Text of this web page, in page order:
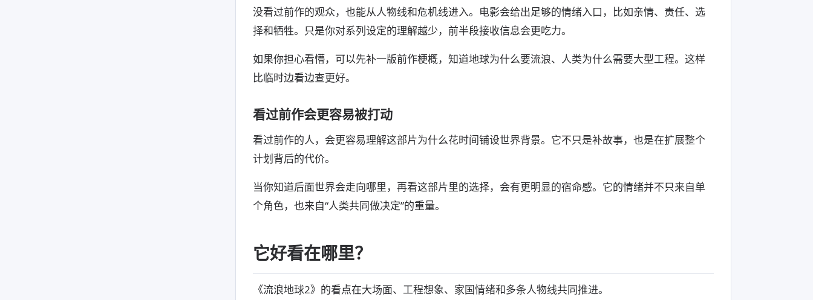
没看过前作的观众，也能从人物线和危机线进入。电影会给出足够的情绪入口，比如亲情、责任、选
择和牺牲。只是你对系列设定的理解越少，前半段接收信息会更吃力。
如果你担心看懵，可以先补一版前作梗概，知道地球为什么要流浪、人类为什么需要大型工程。这样
比临时边看边查更好。
看过前作会更容易被打动
看过前作的人，会更容易理解这部片为什么花时间铺设世界背景。它不只是补故事，也是在扩展整个
计划背后的代价。
当你知道后面世界会走向哪里，再看这部片里的选择，会有更明显的宿命感。它的情绪并不只来自单
个角色，也来自“人类共同做决定”的重量。
它好看在哪里？
《流浪地球2》的看点在大场面、工程想象、家国情绪和多条人物线共同推进。